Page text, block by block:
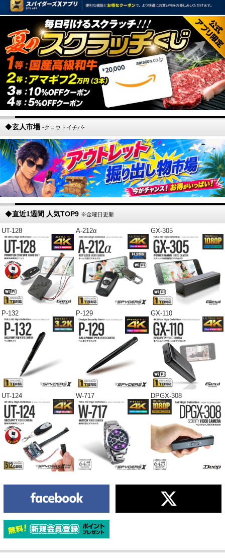
◆玄人市場 -クロウトイチバ-
◆直近1週間 人気TOP9 ※金曜日更新
UT-128 A-212α GX-305
P-132 P-129 GX-110
UT-124 W-717 DPGX-308